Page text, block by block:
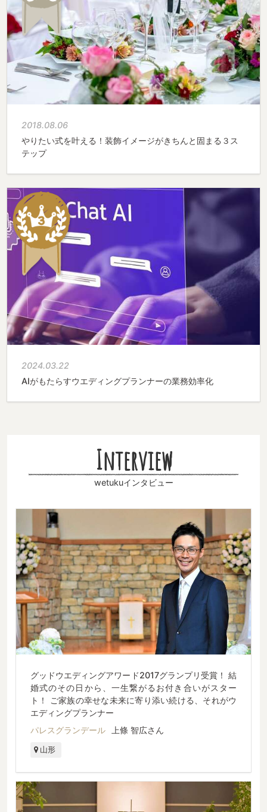
2018.08.06
やりたい式を叶える！装飾イメージがきちんと固まる３ス
テップ
2024.03.22
AIがもたらすウエディングプランナーの業務効率化
Interview
wetukuインタビュー
グッドウエディングアワード2017グランプリ受賞！ 結
婚式のその日から、一生繋がるお付き合いがスター
ト！ ご家族の幸せな未来に寄り添い続ける、それがウ
エディングプランナー
パレスグランデール
上條 智広さん
山形